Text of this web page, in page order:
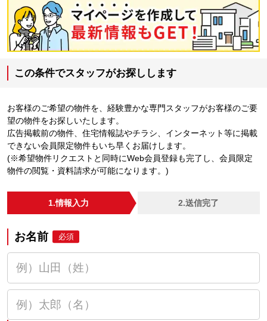
この条件でスタッフがお探しします
お客様のご希望の物件を、経験豊かな専門スタッフがお客様のご要
望の物件をお探しいたします。
広告掲載前の物件、住宅情報誌やチラシ、インターネット等に掲載
できない会員限定物件もいち早くお届けします。
(※希望物件リクエストと同時にWeb会員登録も完了し、会員限定
物件の閲覧・資料請求が可能になります。)
1.情報入力 2.送信完了
お名前 必須